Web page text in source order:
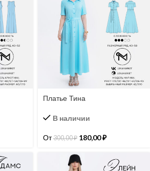
Платье Тина
В наличии
От300,00₽ 180,00₽